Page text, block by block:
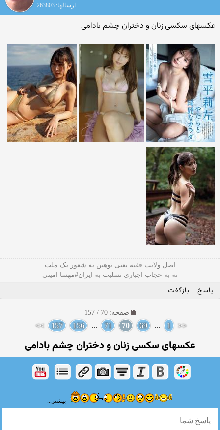
ارسالها: 263803
عکسهای سکسی زنان و دختران چشم بادامی
اصل ولایت فقیه یعنی‌ توهین به شعور یک ملت
نه به حجاب اجباری تسلیت به ایران#مهسا امینی
پاسخ بازگفت
صفحه: 70 / 157
<<
1
...
69
70
71
...
156
157
>>
عکسهای سکسی زنان و دختران چشم بادامی
بیشتر...